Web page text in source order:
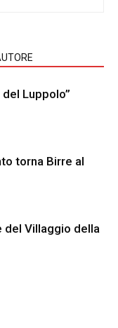
Luppolo”
torna Birre al
del Villaggio della